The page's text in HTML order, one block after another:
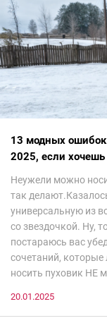
13 модных ошибок
2025, если
Неужели можно
так
универсальную из
со звездочкой. Ну,
постараюсь вас
сочетаний, которые
носить пуховик НЕ
20.01.2025